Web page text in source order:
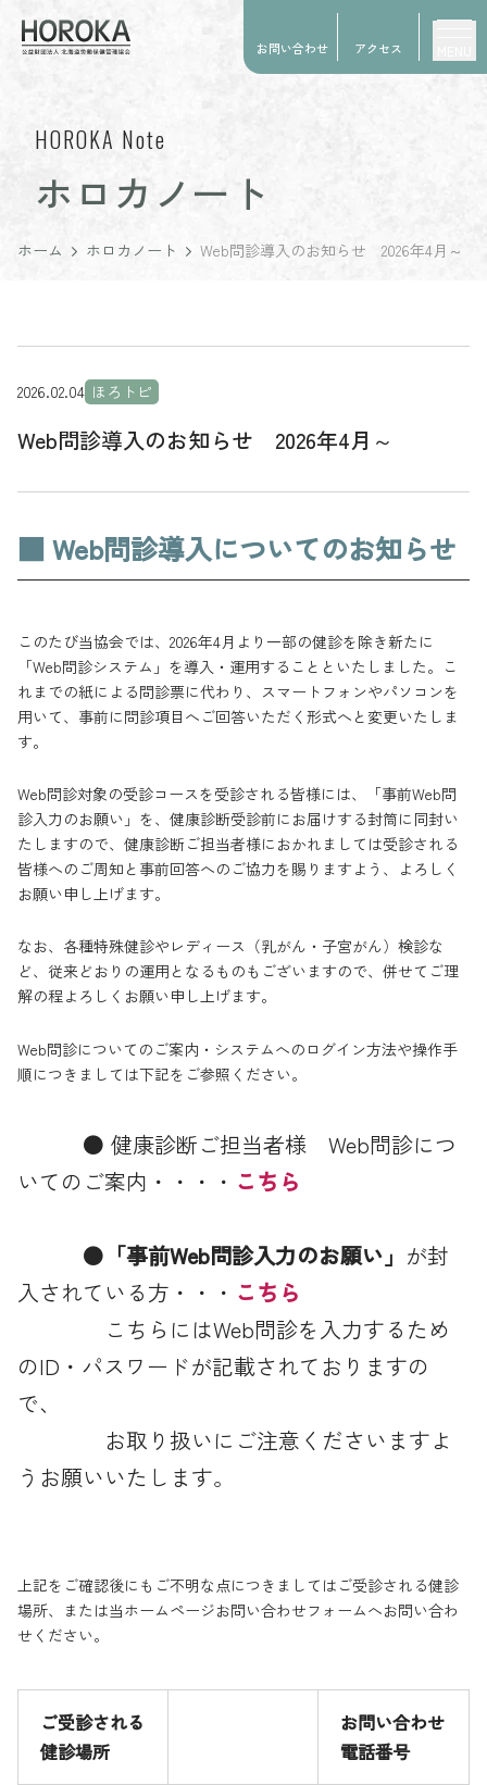
お問い合わせ アクセス
HOROKA Note
ホロカノート
ホーム ホロカノート Web問診導入のお知らせ 2026年4月～
2026.02.04 ほろトピ
Web問診導入のお知らせ 2026年4月～
■ Web問診導入についてのお知らせ
このたび当協会では、2026年4月より一部の健診を除き新たに
「Web問診システム」を導入・運用することといたしました。こ
れまでの紙による問診票に代わり、スマートフォンやパソコンを
用いて、事前に問診項目へご回答いただく形式へと変更いたしま
す。
Web問診対象の受診コースを受診される皆様には、「事前Web問
診入力のお願い」を、健康診断受診前にお届けする封筒に同封い
たしますので、健康診断ご担当者様におかれましては受診される
皆様へのご周知と事前回答へのご協力を賜りますよう、よろしく
お願い申し上げます。
なお、各種特殊健診やレディース（乳がん・子宮がん）検診な
ど、従来どおりの運用となるものもございますので、併せてご理
解の程よろしくお願い申し上げます。
Web問診についてのご案内・システムへのログイン方法や操作手
順につきましては下記をご参照ください。
● 健康診断ご担当者様 Web問診につ
いてのご案内・・・・ こちら
● 「事前Web問診入力のお願い」 が封
入されている方・・・ こちら
こちらにはWeb問診を入力するため
のID・パスワードが記載されておりますの
で、
お取り扱いにご注意くださいますよ
うお願いいたします。
上記をご確認後にもご不明な点につきましてはご受診される健診
場所、または当ホームページお問い合わせフォームへお問い合わ
せください。
ご受診される
健診場所
お問い合わせ
電話番号